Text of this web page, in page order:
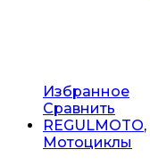
Избранное
Сравнить
REGULMOTO,
Мотоциклы